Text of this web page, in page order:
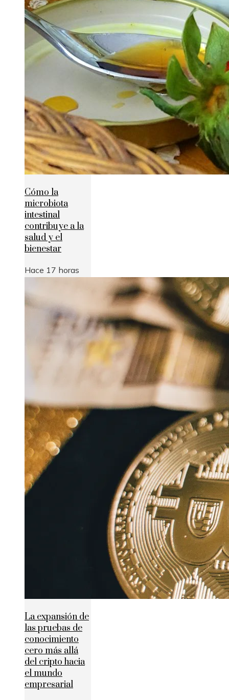
Cómo la
microbiota
intestinal
contribuye a la
salud y el
bienestar
Hace 17 horas
La expansión de
las pruebas de
conocimiento
cero más allá
del cripto hacia
el mundo
empresarial